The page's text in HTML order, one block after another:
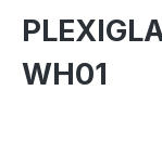
WH01